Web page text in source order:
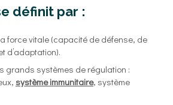
définit par :
force vitale (capacité de défense, de
d’adaptation).
grands systèmes de régulation :
système immunitaire, système